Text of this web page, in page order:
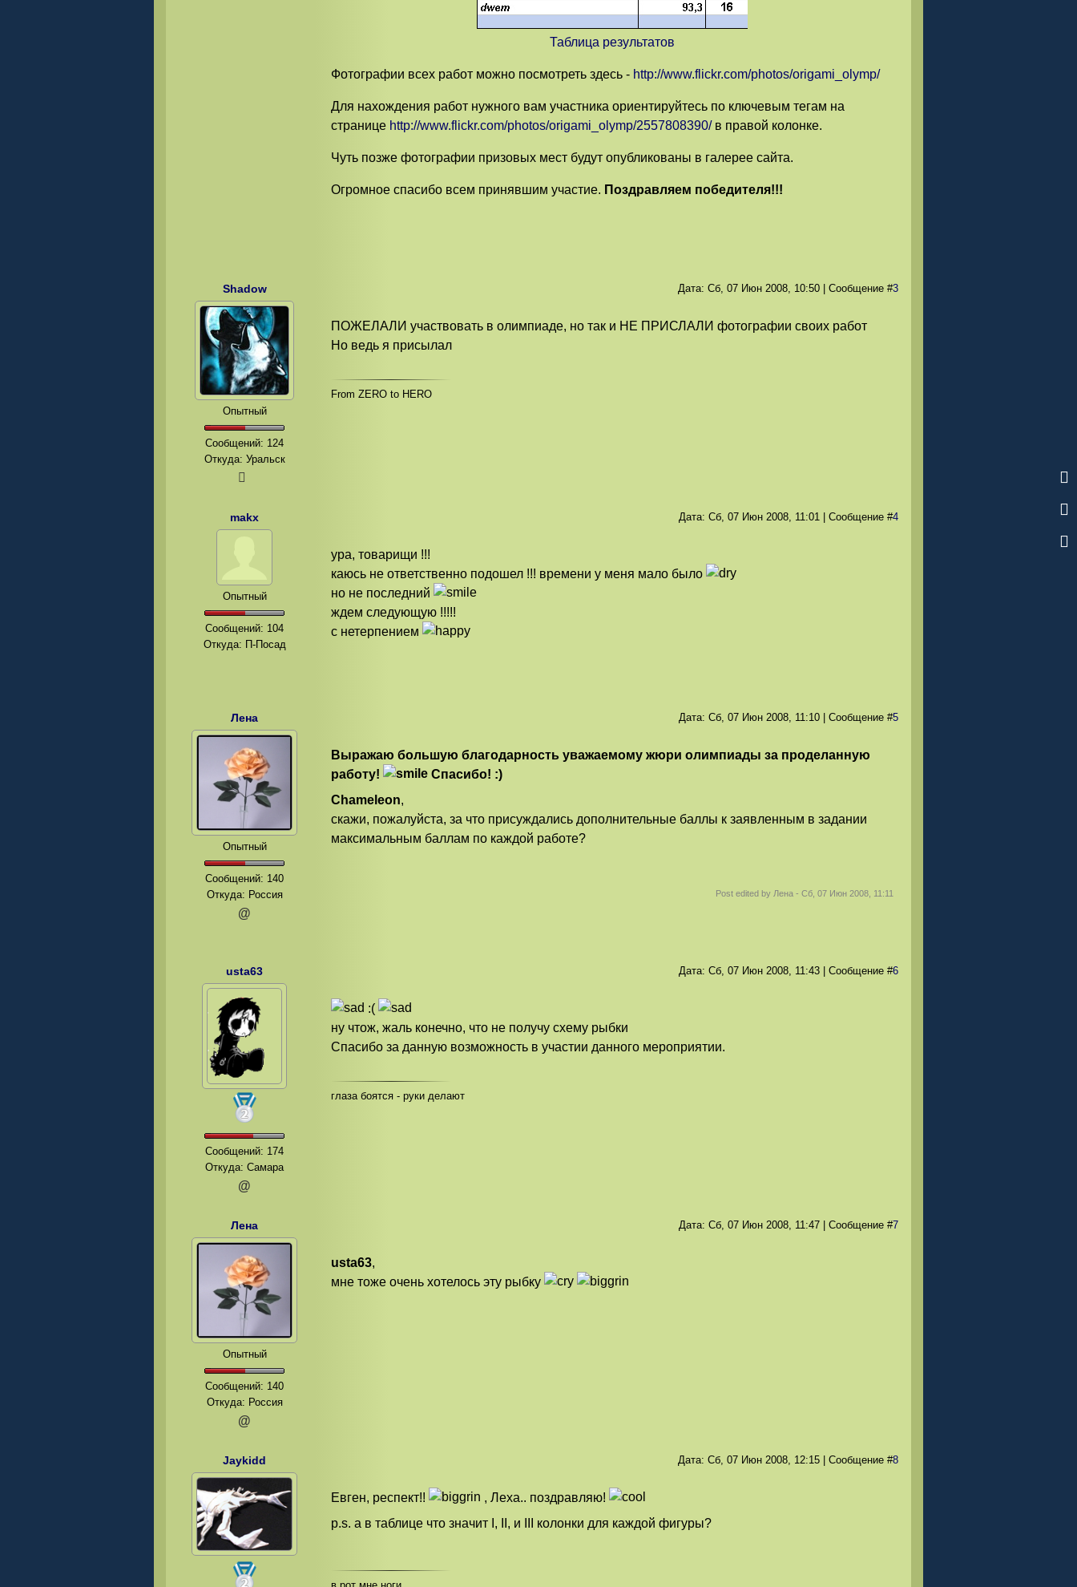
Таблица результатов
Фотографии всех работ можно посмотреть здесь - http://www.flickr.com/photos/origami_olymp/
Для нахождения работ нужного вам участника ориентируйтесь по ключевым тегам на
странице http://www.flickr.com/photos/origami_olymp/2557808390/в правой колонке.
Чуть позже фотографии призовых мест будут опубликованы в галерее сайта.
Огромное спасибо всем принявшим участие. Поздравляем победителя!!!
Shadow
Опытный
Сообщений: 124
Откуда: Уральск
Дата: Сб, 07 Июн 2008, 10:50| Сообщение #3
ПОЖЕЛАЛИ участвовать в олимпиаде, но так и НЕ ПРИСЛАЛИ фотографии своих работ
Но ведь я присылал
From ZERO to HERO
makx
Опытный
Сообщений: 104
Откуда: П-Посад
Дата: Сб, 07 Июн 2008, 11:01| Сообщение #4
ура, товарищи !!!
каюсь не ответственно подошел !!! времени у меня мало было
но не последний
ждем следующую !!!!!
с нетерпением
Лена
Опытный
Сообщений: 140
Откуда: Россия
@
Дата: Сб, 07 Июн 2008, 11:10| Сообщение #5
Выражаю большую благодарность уважаемому жюри олимпиады за проделанную
работу!
Спасибо! :)
Chameleon,
скажи, пожалуйста, за что присуждались дополнительные баллы к заявленным в задании
максимальным баллам по каждой работе?
Post edited by Лена- Сб, 07 Июн 2008, 11:11
usta63
Сообщений: 174
Откуда: Самара
@
Дата: Сб, 07 Июн 2008, 11:43| Сообщение #6
:(
ну чтож, жаль конечно, что не получу схему рыбки
Спасибо за данную возможность в участии данного мероприятии.
глаза боятся - руки делают
Лена
Опытный
Сообщений: 140
Откуда: Россия
@
Дата: Сб, 07 Июн 2008, 11:47| Сообщение #7
usta63,
мне тоже очень хотелось эту рыбку
Jaykidd Дата: Сб, 07 Июн 2008, 12:15| Сообщение #8
Евген, респект!!
, Леха.. поздравляю!
p.s. а в таблице что значит I, II, и III колонки для каждой фигуры?